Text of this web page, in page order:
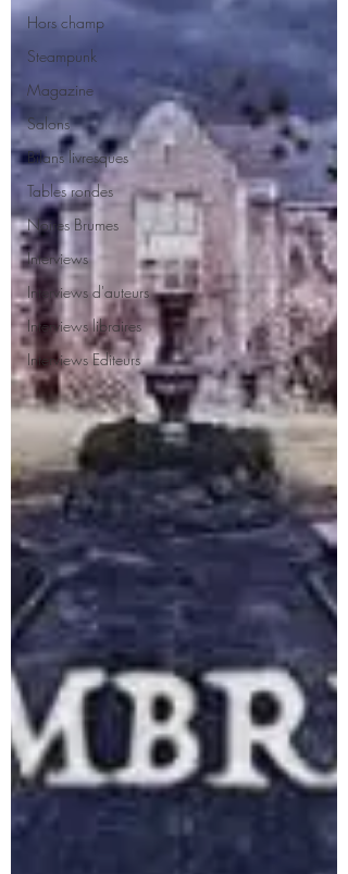
Hors champ
Steampunk
Magazine
Salons
Bilans livresques
Tables rondes
Noires Brumes
Interviews
Interviews d'auteurs
Interviews libraires
Interviews Editeurs